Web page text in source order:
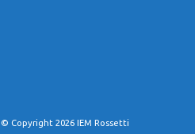
, © Copyright 2026 IEM Rossetti